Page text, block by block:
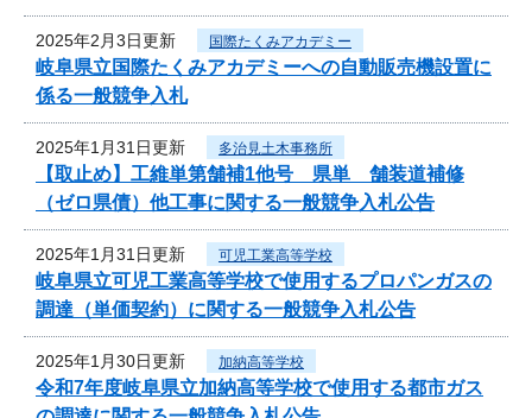
2025年2月3日更新 国際たくみアカデミー
岐阜県立国際たくみアカデミーへの自動販売機設置に
係る一般競争入札
2025年1月31日更新 多治見土木事務所
【取止め】工維単第舗補1他号 県単 舗装道補修
（ゼロ県債）他工事に関する一般競争入札公告
2025年1月31日更新 可児工業高等学校
岐阜県立可児工業高等学校で使用するプロパンガスの
調達（単価契約）に関する一般競争入札公告
2025年1月30日更新 加納高等学校
令和7年度岐阜県立加納高等学校で使用する都市ガス